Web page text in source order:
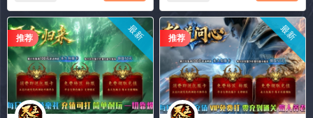
推荐 最新 推荐 最新